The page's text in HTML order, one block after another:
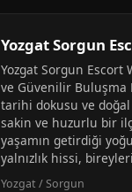
Yozgat Sorgun
Yozgat Sorgun Escort
ve Güvenilir Buluşma
tarihi dokusu ve
sakin ve huzurlu bir
yaşamın getirdiği
yalnızlık hissi,
Yozgat / Sorgun